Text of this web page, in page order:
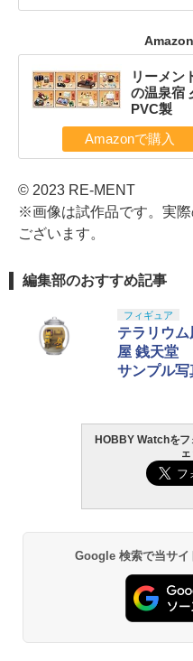
リーメン
の温泉宿
PVC製
Amazonで購入
© 2023 RE-MENT
※画像は試作品です。実
ございます。
編集部のおすすめ記事
フィギュア
テラリウ
屋 銭天堂
サンプル写
HOBBY Watchを
Google 検索で当サイ